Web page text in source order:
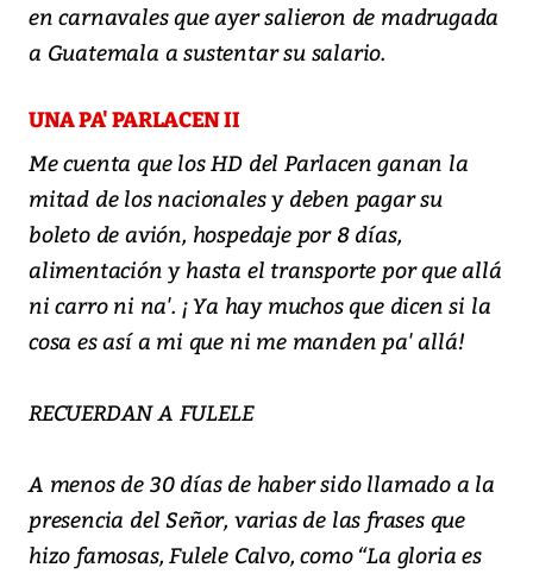
en carnavales que ayer salieron de madrugada
a Guatemala a sustentar su salario.
UNA PA' PARLACEN II
Me cuenta que los HD del Parlacen ganan la
mitad de los nacionales y deben pagar su
boleto de avión, hospedaje por 8 días,
alimentación y hasta el transporte por que allá
ni carro ni na'. ¡ Ya hay muchos que dicen si la
cosa es así a mi que ni me manden pa' allá!
RECUERDAN A FULELE
A menos de 30 días de haber sido llamado a la
presencia del Señor, varias de las frases que
hizo famosas, Fulele Calvo, como “La gloria es